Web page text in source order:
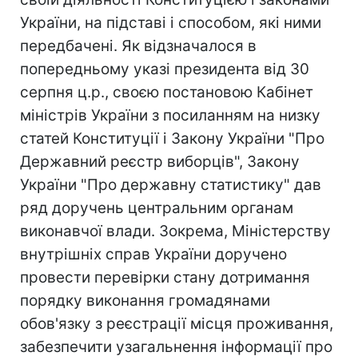
України, на підставі і способом, які ними
передбачені. Як відзначалося в
попередньому указі президента від 30
серпня ц.р., своєю постановою Кабінет
міністрів України з посиланням на низку
статей Конституції і Закону України "Про
Державний реєстр виборців", Закону
України "Про державну статистику" дав
ряд доручень центральним органам
виконавчої влади. Зокрема, Міністерству
внутрішніх справ України доручено
провести перевірки стану дотримання
порядку виконання громадянами
обов'язку з реєстрації місця проживання,
забезпечити узагальнення інформації про